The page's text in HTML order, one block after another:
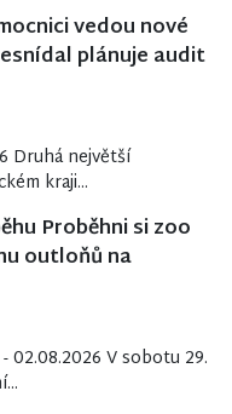
vedou nové
plánuje audit
Druhá největší
kraji...
Proběhni si zoo
outloňů na
02.08.2026 V sobotu 29.